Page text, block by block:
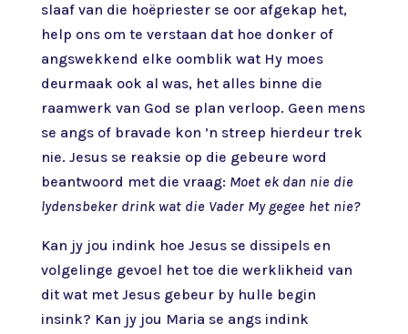
slaaf van die hoëpriester se oor afgekap het,
help ons om te verstaan dat hoe donker of
angswekkend elke oomblik wat Hy moes
deurmaak ook al was, het alles binne die
raamwerk van God se plan verloop. Geen mens
se angs of bravade kon ’n streep hierdeur trek
nie. Jesus se reaksie op die gebeure word
beantwoord met die vraag: Moet ek dan nie die
lydensbeker drink wat die Vader My gegee het nie?
Kan jy jou indink hoe Jesus se dissipels en
volgelinge gevoel het toe die werklikheid van
dit wat met Jesus gebeur by hulle begin
insink? Kan jy jou Maria se angs indink